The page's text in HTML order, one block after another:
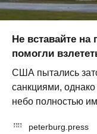
Не вставайте
помогли
США пытались
санкциями,
небо полностью
peterburg.press